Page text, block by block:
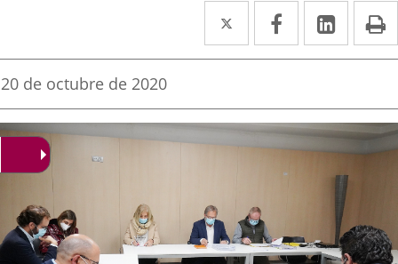
Twitter
Enlace
a
aplicación
externa.
Facebook
Enlace
a
aplicación
externa.
Enlace
a
Fecha
la
noticia
20 de octubre de 2020